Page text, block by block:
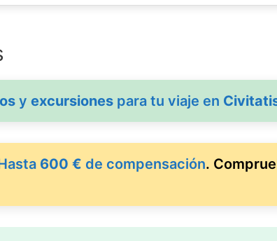
y excursiones para tu viaje en
600 € de compensación.